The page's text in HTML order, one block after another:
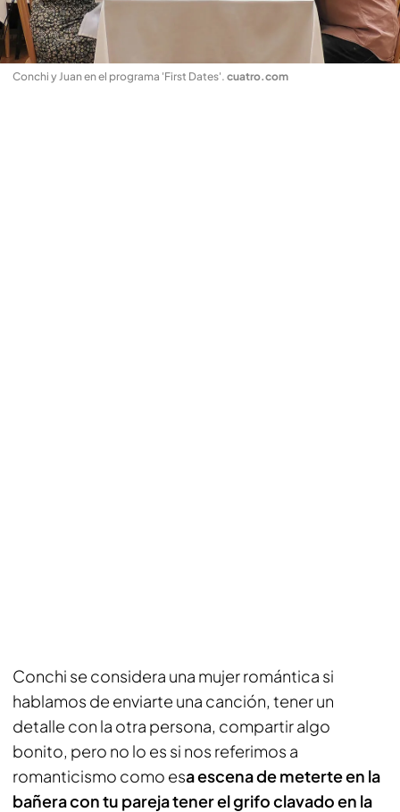
Conchi y Juan en el programa 'First Dates'. cuatro.com
Conchi se considera una mujer romántica si
hablamos de enviarte una canción, tener un
detalle con la otra persona, compartir algo
bonito, pero no lo es si nos referimos a
romanticismo como esa escena de meterte en la
bañera con tu pareja tener el grifo clavado en la